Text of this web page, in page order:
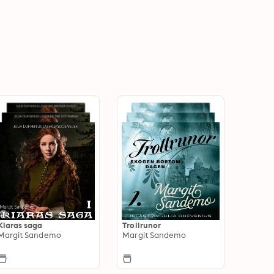
saga
Sandemo
Trollrunor
Margit Sandemo